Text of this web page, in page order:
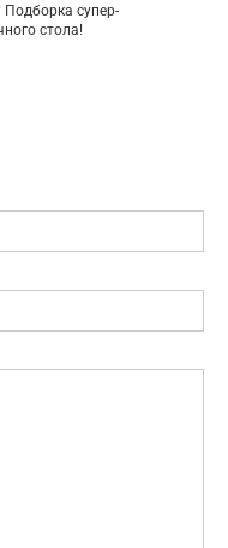
Подборка супер-
стола!